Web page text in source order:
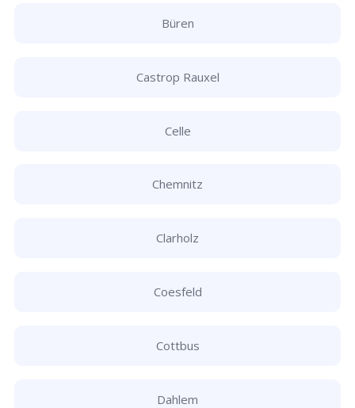
Büren
Castrop Rauxel
Celle
Chemnitz
Clarholz
Coesfeld
Cottbus
Dahlem